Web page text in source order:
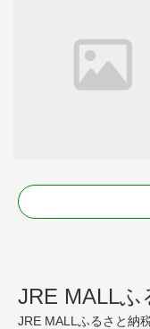
JRE MALL
JRE MALLふるさと納